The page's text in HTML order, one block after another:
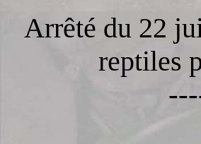
Arrêté du 22
reptiles